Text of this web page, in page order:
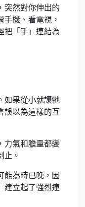
突然對你伸出的
機、看電視，
把「手」連結為
如果從小就讓牠
誤以為這樣的互
力氣和膽量都變
止。
能為時已晚，因
建立起了強烈連